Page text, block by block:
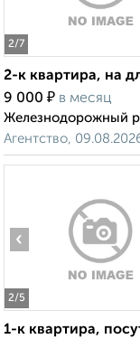
2/7
2-к квартира, на
9 000 ₽ в месяц
Железнодорожный
Агентство,
2/5
‹
1-к квартира,